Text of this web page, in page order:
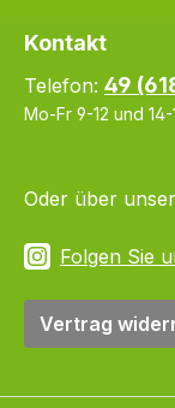
Kontakt
Telefon: 49
Mo-Fr 9-12 und 14-
Oder über unser
Folgen Sie
Vertrag